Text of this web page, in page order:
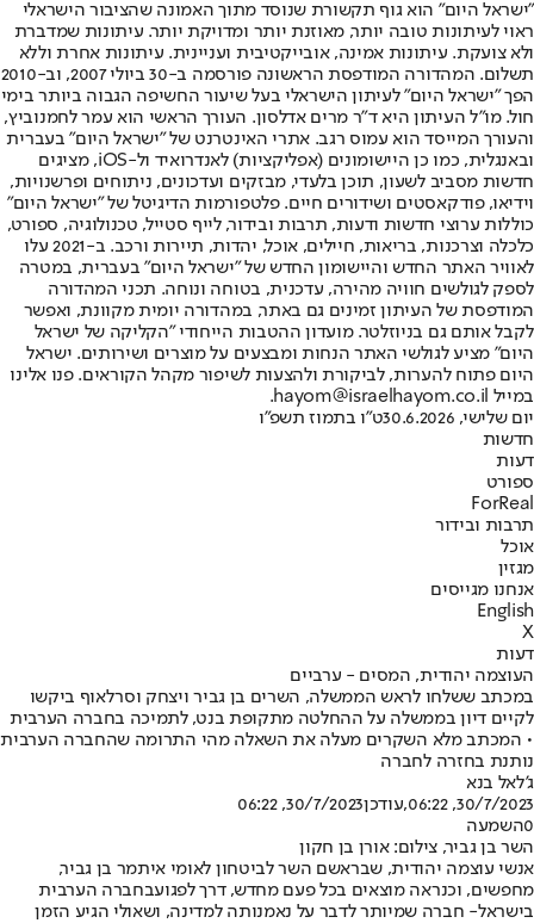
"ישראל היום" הוא גוף תקשורת שנוסד מתוך האמונה שהציבור הישראלי
ראוי לעיתונות טובה יותר, מאוזנת יותר ומדויקת יותר. עיתונות שמדברת
ולא צועקת. עיתונות אמינה, אובייקטיבית ועניינית. עיתונות אחרת וללא
תשלום. המהדורה המודפסת הראשונה פורסמה ב-30 ביולי 2007, וב-2010
הפך "ישראל היום" לעיתון הישראלי בעל שיעור החשיפה הגבוה ביותר בימי
חול. מו"ל העיתון היא ד"ר מרים אדלסון. העורך הראשי הוא עמר לחמנוביץ,
והעורך המייסד הוא עמוס רגב. אתרי האינטרנט של "ישראל היום" בעברית
ובאנגלית, כמו כן היישומונים (אפליקציות) לאנדרואיד ול-iOS, מציגים
חדשות מסביב לשעון, תוכן בלעדי, מבזקים ועדכונים, ניתוחים ופרשנויות,
וידיאו, פודקאסטים ושידורים חיים. פלטפורמות הדיגיטל של "ישראל היום"
כוללות ערוצי חדשות ודעות, תרבות ובידור, לייף סטייל, טכנולוגיה, ספורט,
כלכלה וצרכנות, בריאות, חיילים, אוכל, יהדות, תיירות ורכב. ב-2021 עלו
לאוויר האתר החדש והיישומון החדש של "ישראל היום" בעברית, במטרה
לספק לגולשים חוויה מהירה, עדכנית, בטוחה ונוחה. תכני המהדורה
המודפסת של העיתון זמינים גם באתר, במהדורה יומית מקוונת, ואפשר
לקבל אותם גם בניוזלטר. מועדון ההטבות הייחודי "הקליקה של ישראל
היום" מציע לגולשי האתר הנחות ומבצעים על מוצרים ושירותים. ישראל
היום פתוח להערות, לביקורת ולהצעות לשיפור מקהל הקוראים. פנו אלינו
במייל hayom@israelhayom.co.il.
יום שלישי, 30.6.2026
ט"ו בתמוז תשפ"ו
חדשות
דעות
ספורט
ForReal
תרבות ובידור
אוכל
מגזין
אנחנו מגייסים
English
X
דעות
העוצמה יהודית, המסים - ערביים
במכתב ששלחו לראש הממשלה, השרים בן גביר ויצחק וסרלאוף ביקשו
לקיים דיון בממשלה על ההחלטה מתקופת בנט, לתמיכה בחברה הערבית
• המכתב מלא השקרים מעלה את השאלה מהי התרומה שהחברה הערבית
נותנת בחזרה לחברה
ג'לאל בנא
30/7/2023, 06:22
,עודכן30/7/2023, 06:22
0השמעה
השר בן גביר, צילום: אורן בן חקון
אנשי עוצמה יהודית, שבראשם השר לביטחון לאומי איתמר בן גביר,
מחפשים, וכנראה מוצאים בכל פעם מחדש, דרך לפגועבחברה הערבית
בישראל- חברה שמיותר לדבר על נאמנותה למדינה, ושאולי הגיע הזמן